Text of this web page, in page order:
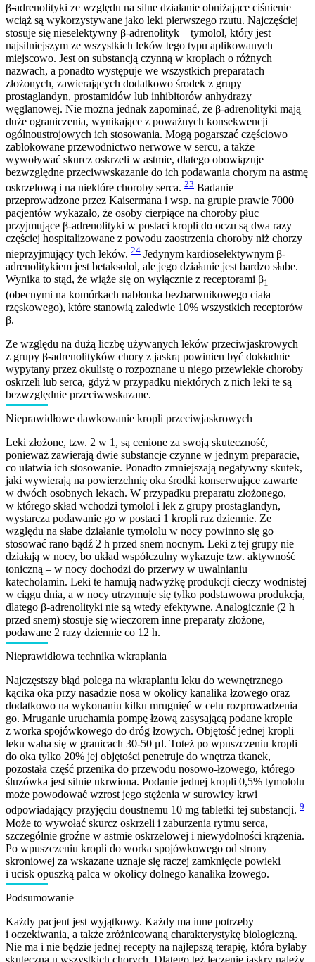
β-adrenolityki ze względu na silne działanie obniżające ciśnienie
wciąż są wykorzystywane jako leki pierwszego rzutu. Najczęściej
stosuje się nieselektywny β-adrenolityk – tymolol, który jest
najsilniejszym ze wszystkich leków tego typu aplikowanych
miejscowo. Jest on substancją czynną w kroplach o różnych
nazwach, a ponadto występuje we wszystkich preparatach
złożonych, zawierających dodatkowo środek z grupy
prostaglandyn, prostamidów lub inhibitorów anhydrazy
węglanowej. Nie można jednak zapominać, że β-adrenolityki mają
duże ograniczenia, wynikające z poważnych konsekwencji
ogólnoustrojowych ich stosowania. Mogą pogarszać częściowo
zablokowane przewodnictwo nerwowe w sercu, a także
wywoływać skurcz oskrzeli w astmie, dlatego obowiązuje
bezwzględne przeciwwskazanie do ich podawania chorym na astmę
oskrzelową i na niektóre choroby serca. 23 Badanie
przeprowadzone przez Kaisermana i wsp. na grupie prawie 7000
pacjentów wykazało, że osoby cierpiące na choroby płuc
przyjmujące β-adrenolityki w postaci kropli do oczu są dwa razy
częściej hospitalizowane z powodu zaostrzenia choroby niż chorzy
nieprzyjmujący tych leków. 24 Jedynym kardioselektywnym β-
adrenolitykiem jest betaksolol, ale jego działanie jest bardzo słabe.
Wynika to stąd, że wiąże się on wyłącznie z receptorami β1
(obecnymi na komórkach nabłonka bezbarwnikowego ciała
rzęskowego), które stanowią zaledwie 10% wszystkich receptorów
β.
Ze względu na dużą liczbę używanych leków przeciwjaskrowych
z grupy β-adrenolityków chory z jaskrą powinien być dokładnie
wypytany przez okulistę o rozpoznane u niego przewlekłe choroby
oskrzeli lub serca, gdyż w przypadku niektórych z nich leki te są
bezwzględnie przeciwwskazane.
Nieprawidłowe dawkowanie kropli przeciwjaskrowych
Leki złożone, tzw. 2 w 1, są cenione za swoją skuteczność,
ponieważ zawierają dwie substancje czynne w jednym preparacie,
co ułatwia ich stosowanie. Ponadto zmniejszają negatywny skutek,
jaki wywierają na powierzchnię oka środki konserwujące zawarte
w dwóch osobnych lekach. W przypadku preparatu złożonego,
w którego skład wchodzi tymolol i lek z grupy prostaglandyn,
wystarcza podawanie go w postaci 1 kropli raz dziennie. Ze
względu na słabe działanie tymololu w nocy powinno się go
stosować rano bądź 2 h przed snem nocnym. Leki z tej grupy nie
działają w nocy, bo układ współczulny wykazuje tzw. aktywność
toniczną – w nocy dochodzi do przerwy w uwalnianiu
katecholamin. Leki te hamują nadwyżkę produkcji cieczy wodnistej
w ciągu dnia, a w nocy utrzymuje się tylko podstawowa produkcja,
dlatego β-adrenolityki nie są wtedy efektywne. Analogicznie (2 h
przed snem) stosuje się wieczorem inne preparaty złożone,
podawane 2 razy dziennie co 12 h.
Nieprawidłowa technika wkraplania
Najczęstszy błąd polega na wkraplaniu leku do wewnętrznego
kącika oka przy nasadzie nosa w okolicy kanalika łzowego oraz
dodatkowo na wykonaniu kilku mrugnięć w celu rozprowadzenia
go. Mruganie uruchamia pompę łzową zasysającą podane krople
z worka spojówkowego do dróg łzowych. Objętość jednej kropli
leku waha się w granicach 30-50 μl. Toteż po wpuszczeniu kropli
do oka tylko 20% jej objętości penetruje do wnętrza tkanek,
pozostała część przenika do przewodu nosowo-łzowego, którego
śluzówka jest silnie ukrwiona. Podanie jednej kropli 0,5% tymololu
może powodować wzrost jego stężenia w surowicy krwi
odpowiadający przyjęciu doustnemu 10 mg tabletki tej substancji. 9
Może to wywołać skurcz oskrzeli i zaburzenia rytmu serca,
szczególnie groźne w astmie oskrzelowej i niewydolności krążenia.
Po wpuszczeniu kropli do worka spojówkowego od strony
skroniowej za wskazane uznaje się raczej zamknięcie powieki
i ucisk opuszką palca w okolicy dolnego kanalika łzowego.
Podsumowanie
Każdy pacjent jest wyjątkowy. Każdy ma inne potrzeby
i oczekiwania, a także zróżnicowaną charakterystykę biologiczną.
Nie ma i nie będzie jednej recepty na najlepszą terapię, która byłaby
skuteczna u wszystkich chorych. Dlatego też leczenie jaskry należy